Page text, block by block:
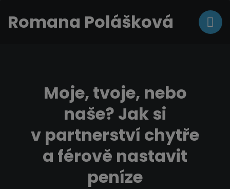
Romana Polášková
Moje, tvoje, nebo
naše? Jak si
v partnerství chytře
a férově nastavit
peníze